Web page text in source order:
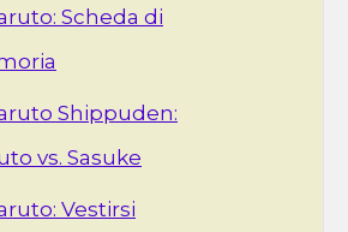
Scheda di
Shippuden:
vs. Sasuke
Vestirsi